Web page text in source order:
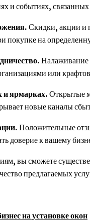
и событиях,
Скидки, акции и
покупке на
Налаживание
или
и ярмарках. Открытые
новые каналы
Положительные
доверие к вашему
вы сможете
предлагаемых
на установке окон